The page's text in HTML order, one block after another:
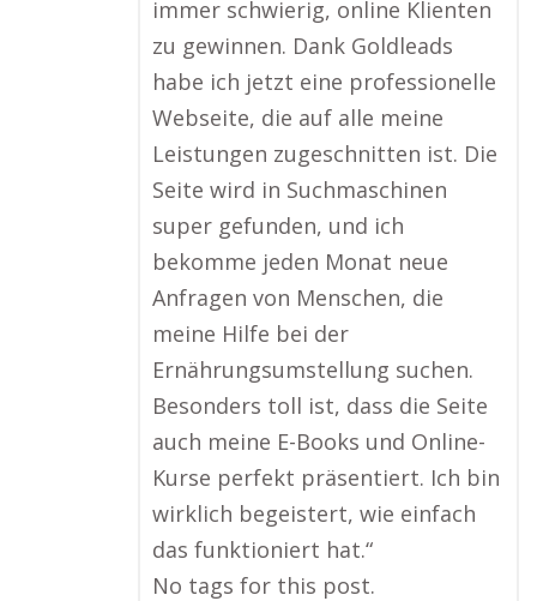
immer schwierig, online Klienten
zu gewinnen. Dank Goldleads
habe ich jetzt eine professionelle
Webseite, die auf alle meine
Leistungen zugeschnitten ist. Die
Seite wird in Suchmaschinen
super gefunden, und ich
bekomme jeden Monat neue
Anfragen von Menschen, die
meine Hilfe bei der
Ernährungsumstellung suchen.
Besonders toll ist, dass die Seite
auch meine E-Books und Online-
Kurse perfekt präsentiert. Ich bin
wirklich begeistert, wie einfach
das funktioniert hat.“
No tags for this post.